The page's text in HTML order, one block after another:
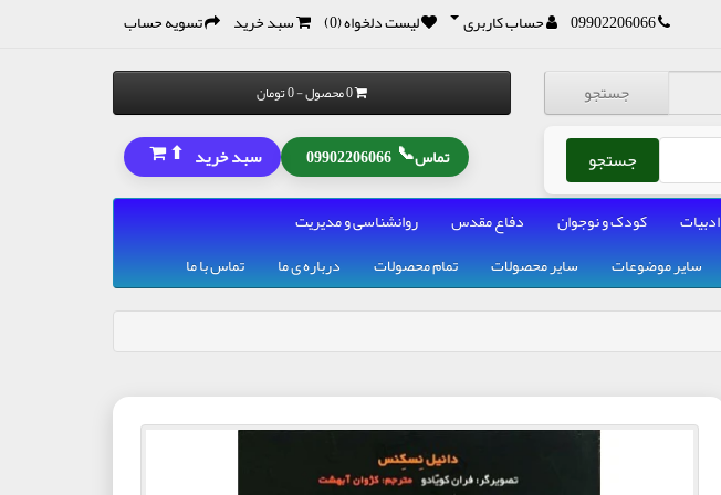
09902206066 حساب کاربری لیست دلخواه (0) سبد خرید تسویه حساب
جستجو
جستجو
0 محصول - 0 تومان
تماس📞
09902206066 سبد خرید ⬆
ادبیات کودک و نوجوان دفاع مقدس
روانشناسی و مدیریت
سایر موضوعات سایر محصولات تمام محصولات درباره ی ما تماس با ما